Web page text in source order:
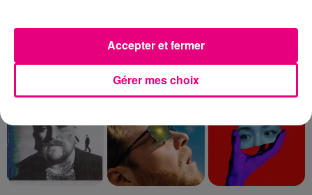
LE TOP
1 2 3
Gérer mes choix
Accepter et fermer